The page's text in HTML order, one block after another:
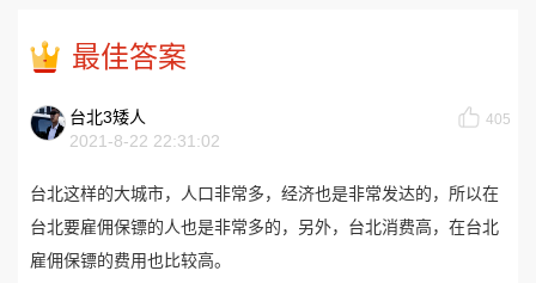
最佳答案
台北3矮人
2021-8-22 22:31:02
405
台北这样的大城市，人口非常多，经济也是非常发达的，所以在
台北要雇佣保镖的人也是非常多的，另外，台北消费高，在台北
雇佣保镖的费用也比较高。